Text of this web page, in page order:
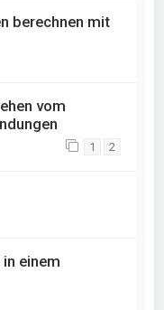
berechnen mit
vom
1 2
einem